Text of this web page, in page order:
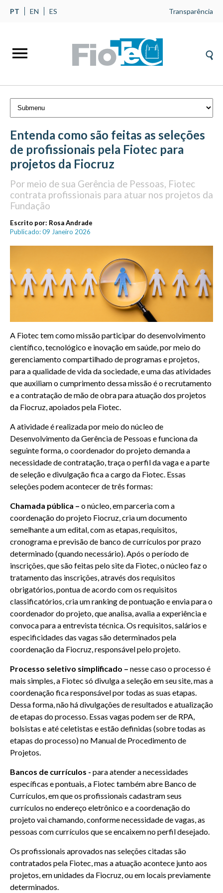
PT EN ES Transparência
Entenda como são feitas as seleções
de profissionais pela Fiotec para
projetos da Fiocruz
Por meio de sua Gerência de Pessoas, Fiotec
contrata profissionais para atuar nos projetos da
Fundação
Escrito por: Rosa Andrade
Publicado: 09 Janeiro 2026
A Fiotec tem como missão participar do desenvolvimento
científico, tecnológico e inovação em saúde, por meio do
gerenciamento compartilhado de programas e projetos,
para a qualidade de vida da sociedade, e uma das atividades
que auxiliam o cumprimento dessa missão é o recrutamento
e a contratação de mão de obra para atuação dos projetos
da Fiocruz, apoiados pela Fiotec.
A atividade é realizada por meio do núcleo de
Desenvolvimento da Gerência de Pessoas e funciona da
seguinte forma, o coordenador do projeto demanda a
necessidade de contratação, traça o perfil da vaga e a parte
de seleção e divulgação fica a cargo da Fiotec. Essas
seleções podem acontecer de três formas:
Chamada pública – o núcleo, em parceria com a
coordenação do projeto Fiocruz, cria um documento
semelhante a um edital, com as etapas, requisitos,
cronograma e previsão de banco de currículos por prazo
determinado (quando necessário). Após o período de
inscrições, que são feitas pelo site da Fiotec, o núcleo faz o
tratamento das inscrições, através dos requisitos
obrigatórios, pontua de acordo com os requisitos
classificatórios, cria um ranking de pontuação e envia para o
coordenador do projeto, que analisa, avalia a experiência e
convoca para a entrevista técnica. Os requisitos, salários e
especificidades das vagas são determinados pela
coordenação da Fiocruz, responsável pelo projeto.
Processo seletivo simplificado – nesse caso o processo é
mais simples, a Fiotec só divulga a seleção em seu site, mas a
coordenação fica responsável por todas as suas etapas.
Dessa forma, não há divulgações de resultados e atualização
de etapas do processo. Essas vagas podem ser de RPA,
bolsistas e até celetistas e estão definidas (sobre todas as
etapas do processo) no Manual de Procedimento de
Projetos.
Bancos de currículos - para atender a necessidades
específicas e pontuais, a Fiotec também abre Banco de
Currículos, em que os profissionais cadastram seus
currículos no endereço eletrônico e a coordenação do
projeto vai chamando, conforme necessidade de vagas, as
pessoas com currículos que se encaixem no perfil desejado.
Os profissionais aprovados nas seleções citadas são
contratados pela Fiotec, mas a atuação acontece junto aos
projetos, em unidades da Fiocruz, ou em locais previamente
determinados.